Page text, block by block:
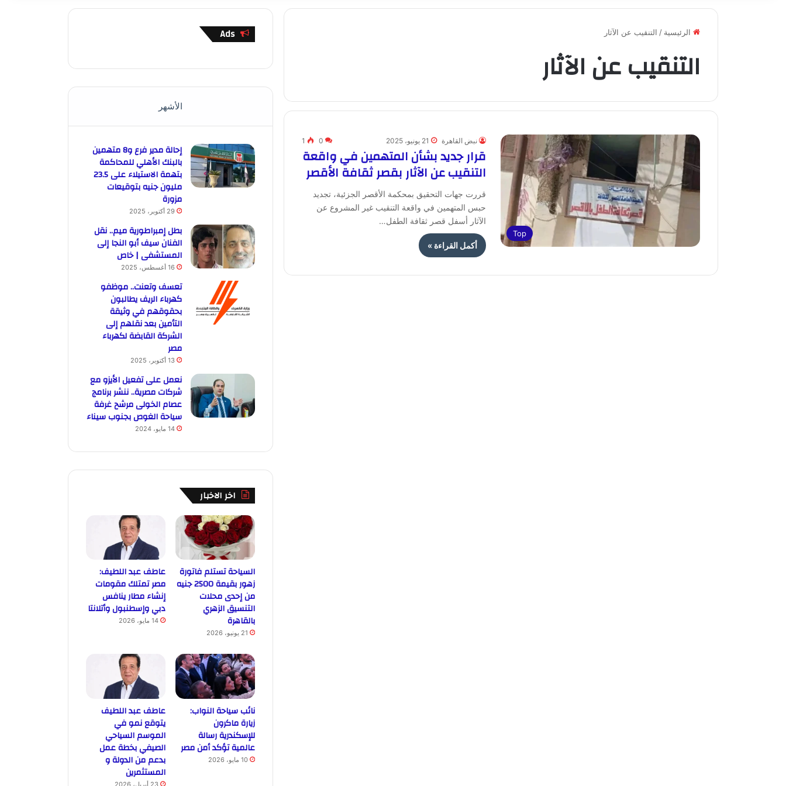
الرئيسية / التنقيب عن الآثار
التنقيب عن الآثار
Top
نبض القاهرة 21 يونيو، 2025 0
1
قرار جديد بشأن المتهمين في واقعة
التنقيب عن الآثار بقصر ثقافة الأقصر
قررت جهات التحقيق بمحكمة الأقصر الجزئية، تجديد
حبس المتهمين في واقعة التنقيب غير المشروع عن
الآثار أسفل قصر ثقافة الطفل…
أكمل القراءة »
Ads
الأشهر
إحالة مدير فرع و8 متهمين
بالبنك الأهلي للمحاكمة
بتهمة الاستيلاء على 23.5
مليون جنيه بتوقيعات
مزورة
29 أكتوبر، 2025
بطل إمبراطورية ميم.. نقل
الفنان سيف أبو النجا إلى
المستشفى | خاص
16 أغسطس، 2025
تعسف وتعنت.. موظفو
كهرباء الريف يطالبون
بحقوقهم في وثيقة
التأمين بعد نقلهم إلى
الشركة القابضة لكهرباء
مصر
13 أكتوبر، 2025
نعمل على تفعيل الأيزو مع
شركات مصرية.. ننشر برنامج
عصام الخولى مرشح غرفة
سياحة الغوص بجنوب سيناء
14 مايو، 2024
اخر الاخبار
السياحة تستلم فاتورة
زهور بقيمة 2500 جنيه
من إحدى محلات
التنسيق الزهري
بالقاهرة
21 يونيو، 2026
عاطف عبد اللطيف:
مصر تمتلك مقومات
إنشاء مطار ينافس
دبي وإسطنبول وأتلانتا
14 مايو، 2026
نائب سياحة النواب:
زيارة ماكرون
للإسكندرية رسالة
عالمية تؤكد أمن مصر
10 مايو، 2026
عاطف عبد اللطيف
يتوقع نمو في
الموسم السياحي
الصيفي بخطة عمل
بدعم من الدولة و
المستثمرين
23 أبريل، 2026